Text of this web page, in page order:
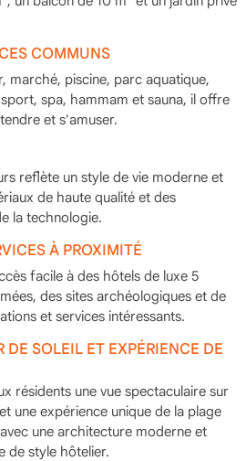
COMMUNS
marché, piscine, parc aquatique,
spa, hammam et sauna, il offre
et s'amuser.
reflète un style de vie moderne et
de haute qualité et des
la technologie.
À PROXIMITÉ
facile à des hôtels de luxe 5
des sites archéologiques et de
et services intéressants.
SOLEIL ET EXPÉRIENCE DE
résidents une vue spectaculaire sur
une expérience unique de la plage
une architecture moderne et
de style hôtelier.